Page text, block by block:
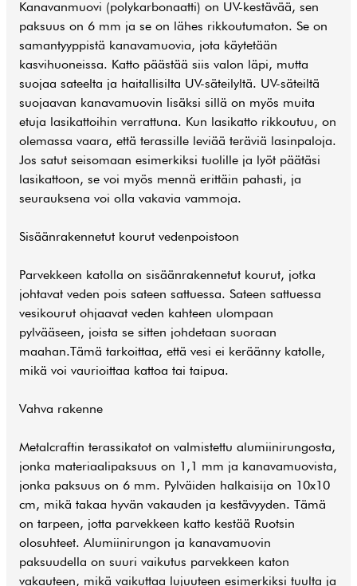
Kanavanmuovi (polykarbonaatti) on UV-kestävää, sen
paksuus on 6 mm ja se on lähes rikkoutumaton. Se on
samantyyppistä kanavamuovia, jota käytetään
kasvihuoneissa. Katto päästää siis valon läpi, mutta
suojaa sateelta ja haitallisilta UV-säteilyltä. UV-säteiltä
suojaavan kanavamuovin lisäksi sillä on myös muita
etuja lasikattoihin verrattuna. Kun lasikatto rikkoutuu, on
olemassa vaara, että terassille leviää teräviä lasinpaloja.
Jos satut seisomaan esimerkiksi tuolille ja lyöt päätäsi
lasikattoon, se voi myös mennä erittäin pahasti, ja
seurauksena voi olla vakavia vammoja.
Sisäänrakennetut kourut vedenpoistoon
Parvekkeen katolla on sisäänrakennetut kourut, jotka
johtavat veden pois sateen sattuessa. Sateen sattuessa
vesikourut ohjaavat veden kahteen ulompaan
pylvääseen, joista se sitten johdetaan suoraan
maahan.Tämä tarkoittaa, että vesi ei keräänny katolle,
mikä voi vaurioittaa kattoa tai taipua.
Vahva rakenne
Metalcraftin terassikatot on valmistettu alumiinirungosta,
jonka materiaalipaksuus on 1,1 mm ja kanavamuovista,
jonka paksuus on 6 mm. Pylväiden halkaisija on 10x10
cm, mikä takaa hyvän vakauden ja kestävyyden. Tämä
on tarpeen, jotta parvekkeen katto kestää Ruotsin
olosuhteet. Alumiinirungon ja kanavamuovin
paksuudella on suuri vaikutus parvekkeen katon
vakauteen, mikä vaikuttaa lujuuteen esimerkiksi tuulta ja